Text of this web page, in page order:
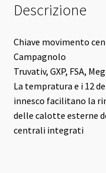
Descrizione
Chiave movimento
Campagnolo
Truvativ, GXP, FSA,
La tempratura e i 12
innesco facilitano la
delle calotte esterne
centrali integrati